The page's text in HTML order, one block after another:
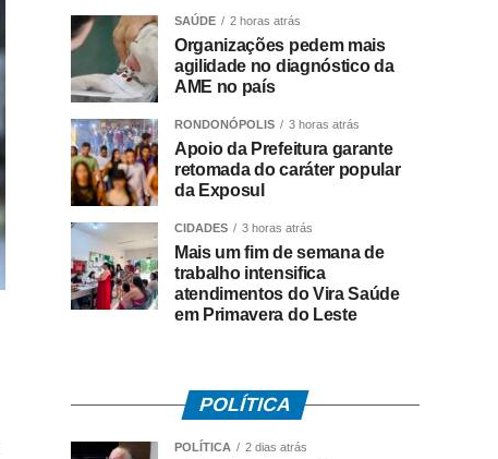
SAÚDE 2 horas atrás
Organizações pedem mais
agilidade no diagnóstico da
AME no país
RONDONÓPOLIS 3 horas atrás
Apoio da Prefeitura garante
retomada do caráter popular
da Exposul
CIDADES 3 horas atrás
Mais um fim de semana de
trabalho intensifica
atendimentos do Vira Saúde
em Primavera do Leste
POLÍTICA
POLÍTICA 2 dias atrás